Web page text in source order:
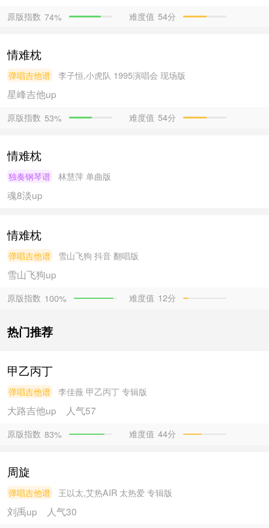
原版指数 74% 难度值 54分
情难枕
弹唱吉他谱 李子恒,小虎队 1995演唱会 现场版
星峰吉他up
原版指数 53% 难度值 54分
情难枕
独奏钢琴谱 林慧萍 单曲版
魂8淡up
情难枕
弹唱吉他谱 雪山飞狗 抖音 翻唱版
雪山飞狗up
原版指数 100% 难度值 12分
热门推荐
甲乙丙丁
弹唱吉他谱 李佳薇 甲乙丙丁 专辑版
大路吉他up 人气57
原版指数 83% 难度值 44分
周旋
弹唱吉他谱 王以太,艾热AIR 太热爱 专辑版
刘禹up 人气30